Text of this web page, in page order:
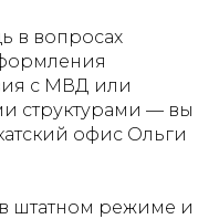
в вопросах
с МВД или
структурами — вы
офис Ольги
штатном режиме и